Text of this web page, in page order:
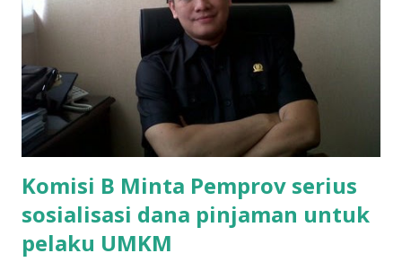
kerja sebagai pembantu rumah tangga. Tolong dibantu mas,
agar uang bisa kembali,"ungkapnya. Perihal adanya
penarikan uang iuran untuk pembangunan gedung sekolah,
dibenarkan oleh Atika Fadhilah siswa kelas XI saat
diwawancarai. "Benar, bilangnya wajib Rp 1,5 juta dan waktu
terakh...
Komisi B Minta Pemprov serius
sosialisasi dana pinjaman untuk
pelaku UMKM